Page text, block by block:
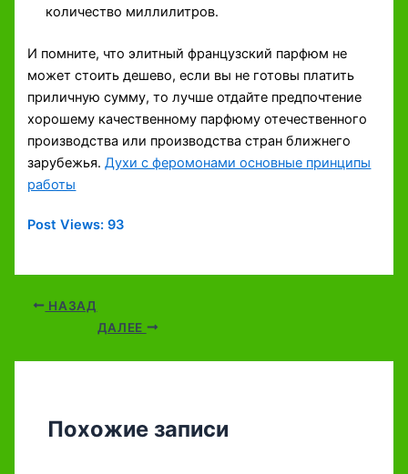
количество миллилитров.
И помните, что элитный французский парфюм не
может стоить дешево, если вы не готовы платить
приличную сумму, то лучше отдайте предпочтение
хорошему качественному парфюму отечественного
производства или производства стран ближнего
зарубежья.Духи с феромонами основные принципы
работы
Post Views: 93
НАЗАД
ДАЛЕЕ
Похожие записи